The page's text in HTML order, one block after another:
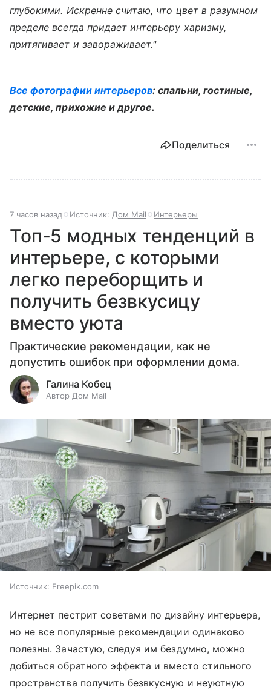
глубокими. Искренне считаю, что цвет в разумном
пределе всегда придает интерьеру харизму,
притягивает и завораживает."
Все фотографии интерьеров: спальни, гостиные,
детские, прихожие и другое.
Поделиться
7 часов назад Источник: Дом Mail Интерьеры
Топ-5 модных тенденций в
интерьере, с которыми
легко переборщить и
получить безвкусицу
вместо уюта
Практические рекомендации, как не
допустить ошибок при оформлении дома.
Галина Кобец
Автор Дом Mail
Источник: Freepik.com
Интернет пестрит советами по дизайну интерьера,
но не все популярные рекомендации одинаково
полезны. Зачастую, следуя им бездумно, можно
добиться обратного эффекта и вместо стильного
пространства получить безвкусную и неуютную